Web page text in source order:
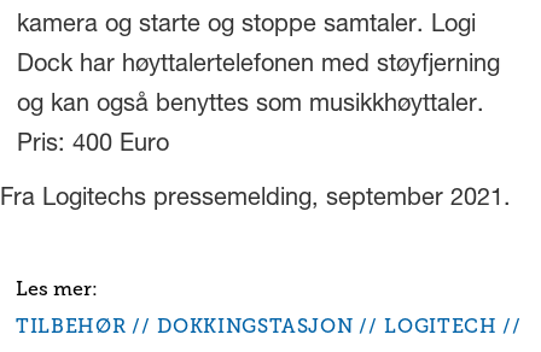
kamera og starte og stoppe samtaler. Logi
Dock har høyttalertelefonen med støyfjerning
og kan også benyttes som musikkhøyttaler.
Pris: 400 Euro
Fra Logitechs pressemelding, september 2021.
TILBEHØR DOKKINGSTASJON
LOGITECH